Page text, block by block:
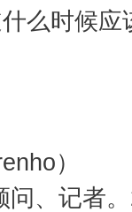
么时候应
）
问、记者